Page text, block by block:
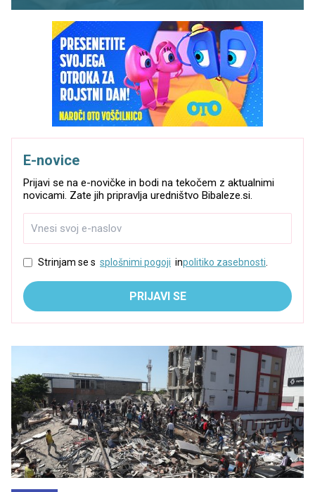
E-novice
Prijavi se na e-novičke in bodi na tekočem z aktualnimi
novicami. Zate jih pripravlja uredništvo Bibaleze.si.
Strinjam se s splošnimi pogoji inpolitiko zasebnosti.
PRIJAVI SE